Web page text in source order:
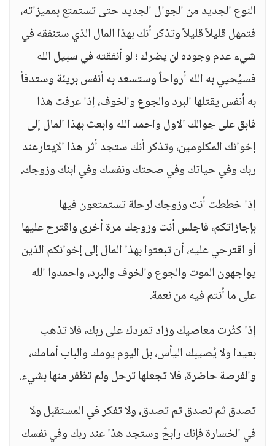
النوع الجديد من الجوال الجديد حتى تستمتع بمميزاته،
فتمهل قليلاً قليلاً وتذكر أنك بهذا المال الذي ستنفقه في
شيء عدم وجوده لن يضرك ؛ لو أنفقته في سبيل الله
فسيُحيي به الله أرواحاً وستسعد به أنفس بريئة وستدفأ
به أنفس يقتلها البرد والجوع والخوف، إذا عرفت هذا
فابق على جوالك الاول واحمد الله وابعث بهذا المال إلى
إخوانك المكلومين، وتذكر أنك ستجد أثر هذا الإيثارعند
ربك وفي حياتك وفي صحتك ونفسك وفي ابنك وزوجك.
إذا خططت أنت وزوجك لرحلة تستمتعون فيها
بإجازاتكم، فاجلس أنت وزوجك مرة أخرى واقترح عليها
أو اقترحي عليه، أن تبعثوا بهذا المال إلى إخوانكم الذين
يواجهون الموت والجوع والخوف والبرد، واحمدوا الله
على ما أنتم فيه من نعمة.
إذا كثُرت معاصيك وزاد تمردك على ربك، فلا تذهب
بعيدا ولا يُصيبك اليأس، بل اليوم يومك والباب أمامك،
والفرصة حاضرة، فلا تجعلها ترحل ولم تظفر منها بشيء.
تصدق ثم تصدق ثم تصدق، ولا تفكر في المستقبل ولا
في الخسارة فإنك رابحٌ وستجد هذا عند ربك وفي نفسك